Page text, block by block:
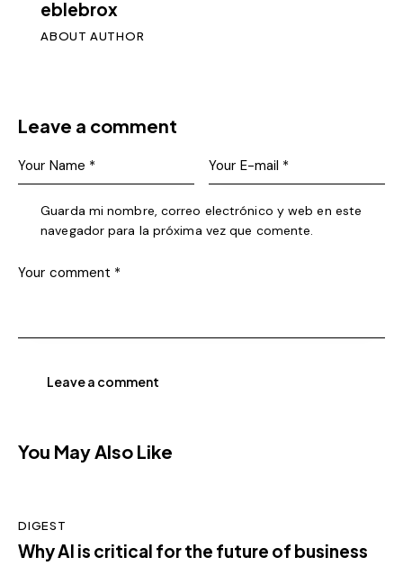
eblebrox
ABOUT AUTHOR
Leave a comment
Guarda mi nombre, correo electrónico y web en este
navegador para la próxima vez que comente.
You May Also Like
DIGEST
Why AI is critical for the future of business